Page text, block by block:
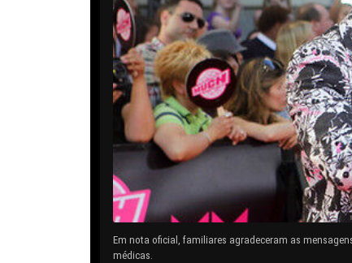
Em nota oficial, familiares agradeceram as
médicas.